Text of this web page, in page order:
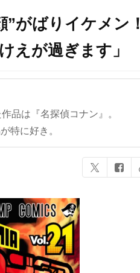
”がばりイケメン！
えが過ぎます」
品は『名探偵コナン』。
特に好き。